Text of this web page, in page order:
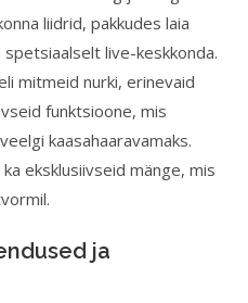
liidrid, pakkudes laia
live-keskkonda.
mitmeid nurki, erinevaid
funktsioone, mis
kaasahaaravamaks.
eksklusiivseid mänge, mis
ja